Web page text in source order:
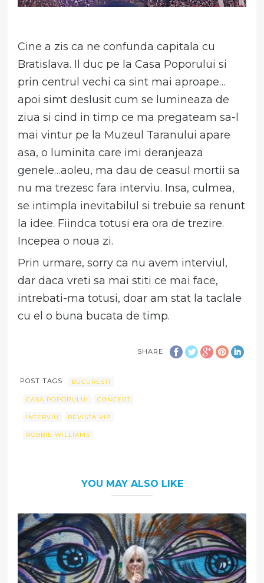
Cine a zis ca ne confunda capitala cu
Bratislava. Il duc pe la Casa Poporului si
prin centrul vechi ca sint mai aproape…
apoi simt deslusit cum se lumineaza de
ziua si cind in timp ce ma pregateam sa-l
mai vintur pe la Muzeul Taranului apare
asa, o luminita care imi deranjeaza
genele…aoleu, ma dau de ceasul mortii sa
nu ma trezesc fara interviu. Insa, culmea,
se intimpla inevitabilul si trebuie sa renunt
la idee. Fiindca totusi era ora de trezire.
Incepea o noua zi.
Prin urmare, sorry ca nu avem interviul,
dar daca vreti sa mai stiti ce mai face,
intrebati-ma totusi, doar am stat la taclale
cu el o buna bucata de timp.
SHARE
POST TAGS BUCURESTI
CASA POPORULUI CONCERT
INTERVIU REVISTA VIP
ROBBIE WILLIAMS
YOU MAY ALSO LIKE